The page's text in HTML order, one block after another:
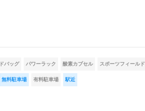
バッグ パワーラック 酸素カプセル スポーツフィールド
無料駐車場 有料駐車場 駅近